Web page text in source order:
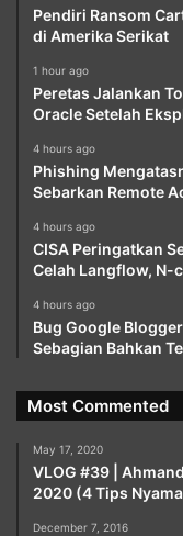
Pendiri Ransom
di Amerika Serikat
1 hour ago
Peretas Jalankan
Oracle Setelah
4 hours ago
Phishing
Sebarkan Remote
4 hours ago
CISA Peringatkan
Celah Langflow, N-
4 hours ago
Bug Google
Sebagian Bahkan
Most Commented
May 17, 2020
VLOG #39 |
2020 (4 Tips
December 7, 2016